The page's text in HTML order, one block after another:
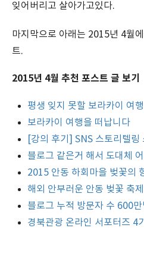
잊어버리고 살아가고있다.
마지막으로 아래는 2015년 4월
트.
2015년 4월 추천 포스트 글 보기
평생 잊지 못할 보라카이 여
보라카이 여행을 떠납니다
[강의 후기] SNS 스토리텔
블로그 같은거 해서 도대체
2015 안동 하회마을 벚꽃의
해외 안부러운 안동 벚꽃 축
블로그 누적 방문자 수 600
경북관광 온라인 서포터즈 4